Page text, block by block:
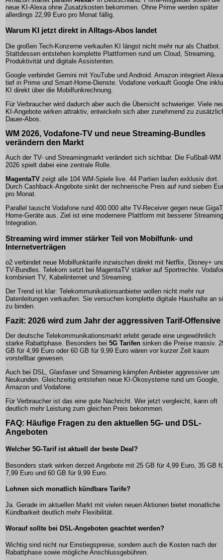
neue KI-Alexa ohne Zusatzkosten bekommen. Ohne Prime werden später
allerdings 22,99 Euro pro Monat fällig.
Warum KI jetzt direkt in Alltags-Abos landet
Die großen Tech-Konzerne verkaufen KI längst nicht mehr nur als Chatbot.
Stattdessen entstehen komplette Plattformen rund um Cloud, Streaming,
Produktivität und digitale Assistenten.
Google verbindet Gemini mit YouTube und Android. Amazon integriert
tief in Prime und Smart-Home-Dienste. Vodafone verkauft Google One
KI direkt über die Mobilfunkrechnung.
Für Verbraucher wird dadurch aber auch die Übersicht schwieriger. Viele
KI-Angebote wirken attraktiv, entwickeln sich aber zunehmend zu
Dauer-Abos.
WM 2026, Vodafone-TV und neue Streaming-Bundles
verändern den Markt
Auch der TV- und Streamingmarkt verändert sich sichtbar. Die Fußball-WM
2026 spielt dabei eine zentrale Rolle.
MagentaTV zeigt alle 104 WM-Spiele live. 44 Partien laufen exklusiv dort.
Durch Cashback-Angebote sinkt der rechnerische Preis auf rund sieben
pro Monat.
Parallel tauscht Vodafone rund 400.000 alte TV-Receiver gegen neue
Home-Geräte aus. Ziel ist eine modernere Plattform mit besserer
Integration.
Streaming wird immer stärker Teil von Mobilfunk- und
Internetverträgen
o2 verbindet neue Mobilfunktarife inzwischen direkt mit Netflix, Disney+
TV-Bundles. Telekom setzt bei MagentaTV stärker auf Sportrechte.
kombiniert TV, Kabelinternet und Streaming.
Der Trend ist klar: Telekommunikationsanbieter wollen nicht mehr nur
Datenleitungen verkaufen. Sie versuchen komplette digitale Haushalte an
zu binden.
Fazit: 2026 wird zum Jahr der aggressiven Tarif-Offensive
Der deutsche Telekommunikationsmarkt erlebt gerade eine ungewöhnlich
starke Rabattphase. Besonders bei 5G Tarifen sinken die Preise massiv.
GB für 4,99 Euro oder 60 GB für 9,99 Euro wären vor kurzer Zeit kaum
vorstellbar gewesen.
Auch bei DSL, Glasfaser und Streaming kämpfen Anbieter aggressiver um
Neukunden. Gleichzeitig entstehen neue KI-Ökosysteme rund um Google,
Amazon und Vodafone.
Für Verbraucher ist das eine gute Nachricht. Wer jetzt vergleicht, kann oft
deutlich mehr Leistung zum gleichen Preis bekommen.
FAQ: Häufige Fragen zu den aktuellen 5G- und DSL-
Angeboten
Welcher 5G-Tarif ist aktuell der beste Deal?
Besonders stark wirken derzeit Angebote mit 25 GB für 4,99 Euro, 35 GB
7,99 Euro und 60 GB für 9,99 Euro.
Lohnen sich monatlich kündbare Tarife?
Ja. Gerade im aktuellen Markt mit vielen neuen Aktionen bietet monatliche
Kündbarkeit deutlich mehr Flexibilität.
Worauf sollte bei DSL-Angeboten geachtet werden?
Wichtig sind nicht nur Einstiegspreise, sondern auch die Kosten nach der
Rabattphase sowie mögliche Anschlussgebühren.